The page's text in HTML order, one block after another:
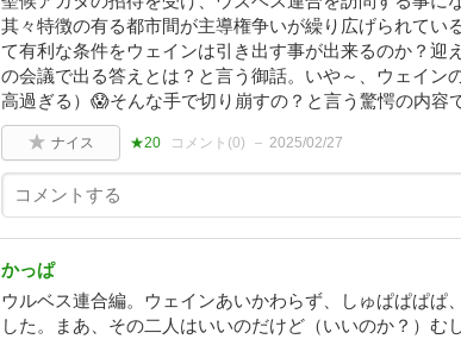
其々特徴の有る都市間が主導権争いが繰り広げられてい
て有利な条件をウェインは引き出す事が出来るのか？迎
の会議で出る答えとは？と言う御話。いや～、ウェイン
高過ぎる）😱そんな手で切り崩すの？と言う驚愕の内容
ナイス ★20 コメント(0) 2025/02/27
かっぱ
ウルベス連合編。ウェインあいかわらず、しゅぱぱぱぱ
した。まあ、その二人はいいのだけど（いいのか？）む